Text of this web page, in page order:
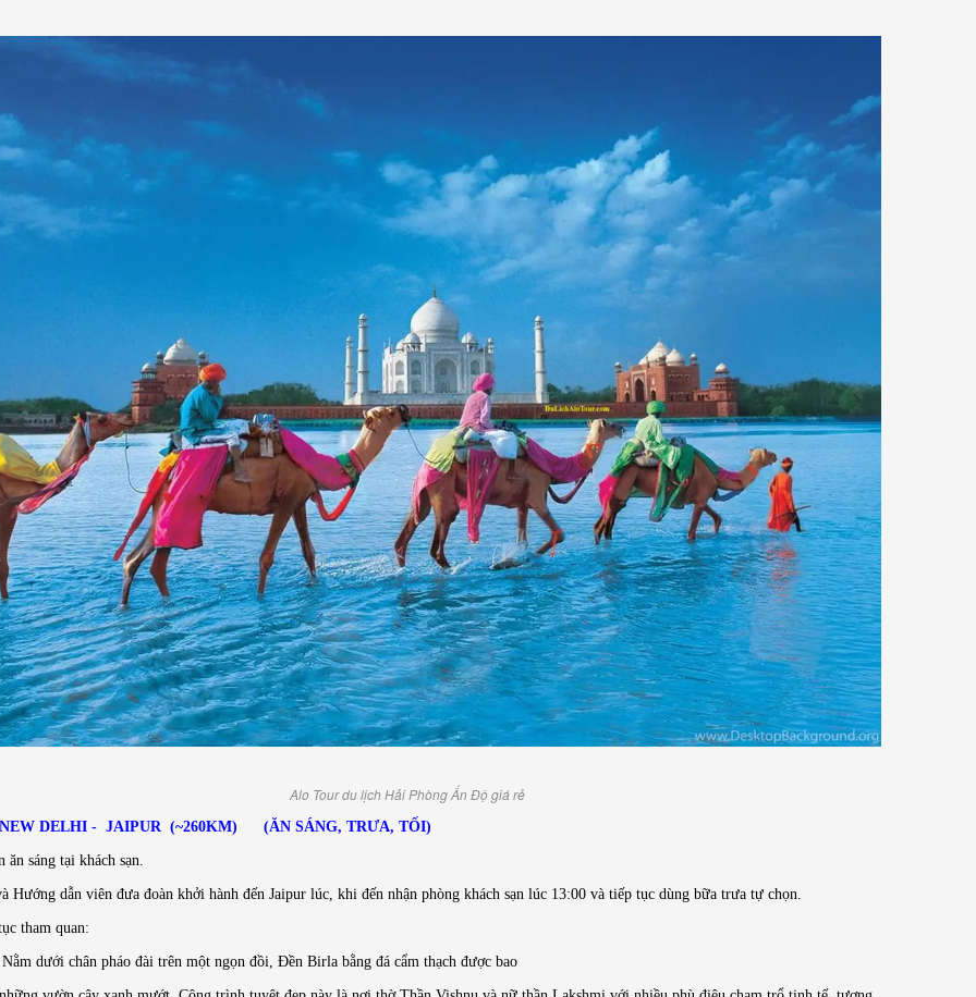
Alo Tour du lịch Hải Phòng Ấn Độ giá rẻ
DELHI - JAIPUR (~260KM) (ĂN SÁNG, TRƯA, TỐI)
ăn sáng tại khách sạn.
Hướng dẫn viên đưa đoàn khởi hành đến Jaipur lúc, khi đến nhận phòng khách sạn lúc 13:00 và tiếp tục dùng bữa trưa tự chọn.
tham quan:
dưới chân pháo đài trên một ngọn đồi, Đền Birla bằng đá cẩm thạch được bao